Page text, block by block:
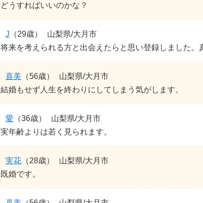
どうすればいいのかな？
J （29歳）
山梨県/大月市
将来を考えられる方と出会えたらと思い登録しました。
喜美 （56歳）
山梨県/大月市
結婚もせず人生を終わりにしてしまう気がします。
愛 （36歳）
山梨県/大月市
実年齢よりは若く見られます。
実花 （28歳）
山梨県/大月市
既婚です。